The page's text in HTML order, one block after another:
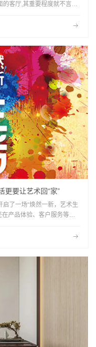
的客厅,其重要程度就不言而
更要让艺术回“家”
了一场“焕然一新，艺术生
产品体验、客户服务等方